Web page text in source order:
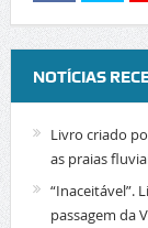
NOTÍCIAS
Livro criado
as praias
“Inaceitável”.
passagem da